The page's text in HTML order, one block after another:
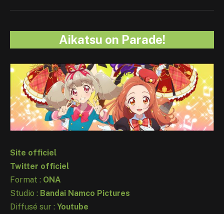
Aikatsu on Parade!
Site officiel
Twitter officiel
Format : ONA
Studio : Bandai Namco Pictures
Diffusé sur : Youtube